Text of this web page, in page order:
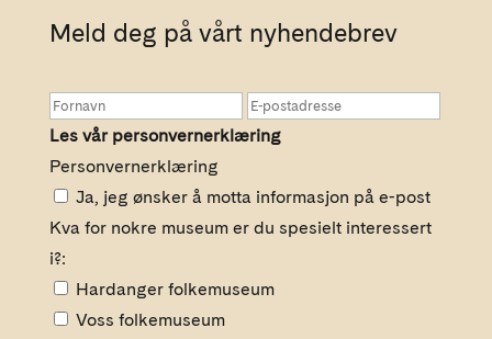
Meld deg på vårt nyhendebrev
Les vår personvernerklæring
Personvernerklæring
Ja, jeg ønsker å motta informasjon på e-post
Kva for nokre museum er du spesielt interessert
i?:
Hardanger folkemuseum
Voss folkemuseum